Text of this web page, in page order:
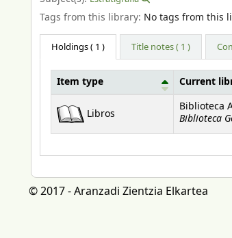
Tags from this library: No tags from this
Holdings( 1 ) Title notes ( 1 )
Item type Current
Libros
Biblioteca
Biblioteca
© 2017 - Aranzadi Zientzia Elkartea